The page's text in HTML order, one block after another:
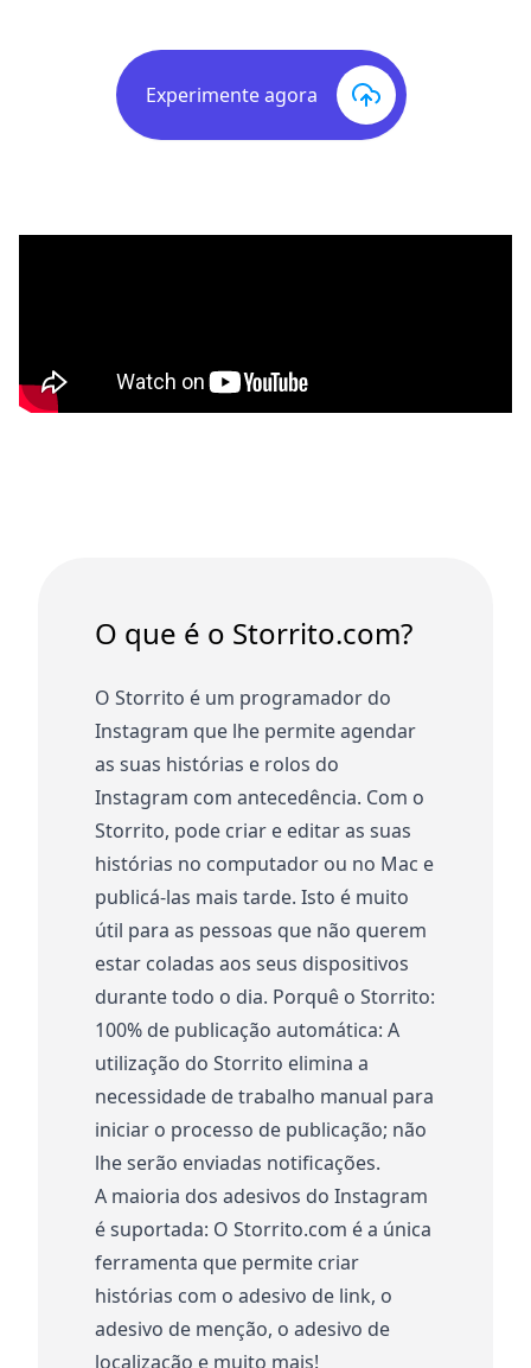
Experimente agora
O que é o Storrito.com?
O Storrito é um programador do
Instagram que lhe permite agendar
as suas histórias e rolos do
Instagram com antecedência. Com o
Storrito, pode criar e editar as suas
histórias no computador ou no Mac e
publicá-las mais tarde. Isto é muito
útil para as pessoas que não querem
estar coladas aos seus dispositivos
durante todo o dia. Porquê o Storrito:
100% de publicação automática: A
utilização do Storrito elimina a
necessidade de trabalho manual para
iniciar o processo de publicação; não
lhe serão enviadas notificações.
A maioria dos adesivos do Instagram
é suportada: O Storrito.com é a única
ferramenta que permite criar
histórias com o adesivo de link, o
adesivo de menção, o adesivo de
localização e muito mais!